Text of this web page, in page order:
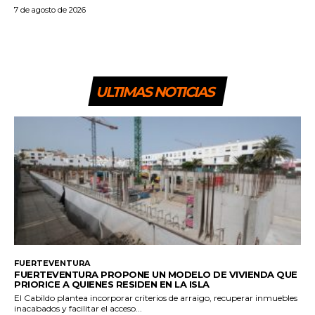
7 de agosto de 2026
ULTIMAS NOTICIAS
FUERTEVENTURA
FUERTEVENTURA PROPONE UN MODELO DE VIVIENDA QUE
PRIORICE A QUIENES RESIDEN EN LA ISLA
El Cabildo plantea incorporar criterios de arraigo, recuperar inmuebles
inacabados y facilitar el acceso...